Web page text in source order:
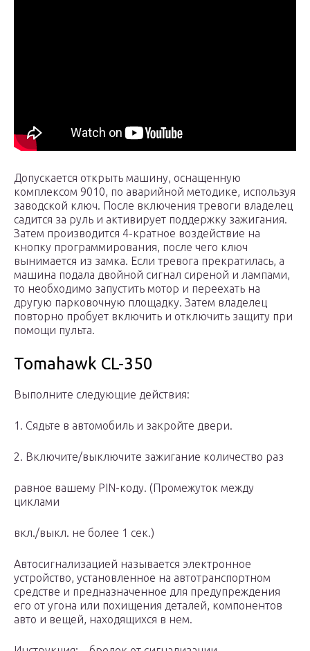
Допускается открыть машину, оснащенную
комплексом 9010, по аварийной методике, используя
заводской ключ. После включения тревоги владелец
садится за руль и активирует поддержку зажигания.
Затем производится 4-кратное воздействие на
кнопку программирования, после чего ключ
вынимается из замка. Если тревога прекратилась, а
машина подала двойной сигнал сиреной и лампами,
то необходимо запустить мотор и переехать на
другую парковочную площадку. Затем владелец
повторно пробует включить и отключить защиту при
помощи пульта.
Tomahawk CL-350
Выполните следующие действия:
1. Сядьте в автомобиль и закройте двери.
2. Включите/выключите зажигание количество раз
равное вашему PIN-коду. (Промежуток между
циклами
вкл./выкл. не более 1 сек.)
Автосигнализацией называется электронное
устройство, установленное на автотранспортном
средстве и предназначенное для предупреждения
его от угона или похищения деталей, компонентов
авто и вещей, находящихся в нем.